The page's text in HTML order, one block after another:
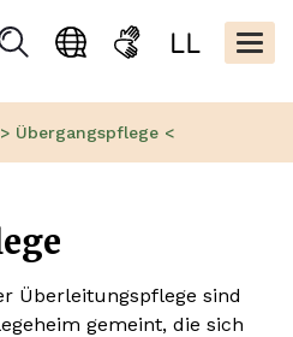
SuchenSprachauswahl
Gebärdensprache
Leicht
> Übergangspflege <
Überleitungspflege sind
gemeint, die sich